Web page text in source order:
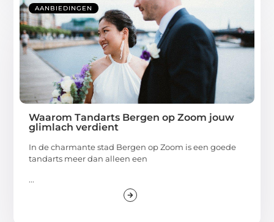
AANBIEDINGEN
Waarom Tandarts Bergen op Zoom jouw
glimlach verdient
In de charmante stad Bergen op Zoom is een goede
tandarts meer dan alleen een
...